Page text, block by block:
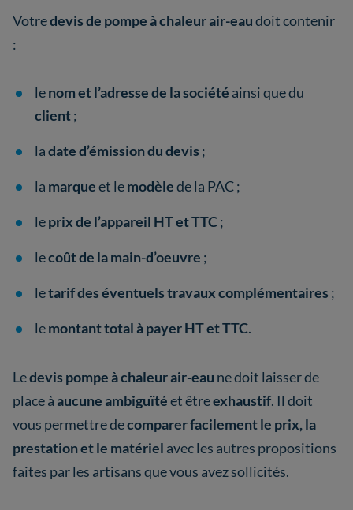
Votredevis de pompe à chaleur air-eaudoit contenir
:
lenom et l’adresse de la société ainsi que du
client;
ladate d’émission du devis ;
la marqueet lemodèlede la PAC ;
leprix de l’appareil HT et TTC;
lecoût de la main-d’oeuvre ;
letarif des éventuels travaux complémentaires ;
lemontant total à payer HT et TTC.
Ledevis pompe à chaleur air-eau ne doit laisser de
place àaucune ambiguïtéet êtreexhaustif. Il doit
vous permettre decomparer facilement le prix, la
prestation et le matériel avec les autres propositions
faites par les artisans que vous avez sollicités.